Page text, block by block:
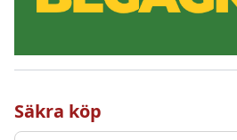
Säkra köp